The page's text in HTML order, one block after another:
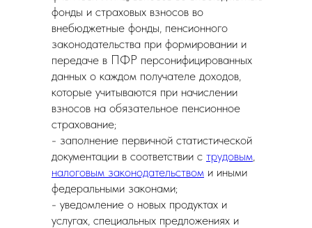
фонды и страховых взносов во
внебюджетные фонды, пенсионного
законодательства при формировании и
передаче в ПФР персонифицированных
данных о каждом получателе доходов,
которые учитываются при начислении
взносов на обязательное пенсионное
страхование;
- заполнение первичной статистической
документации в соответствии с трудовым
налоговым законодательством и иными
федеральными законами;
- уведомление о новых продуктах и
услугах, специальных предложениях и